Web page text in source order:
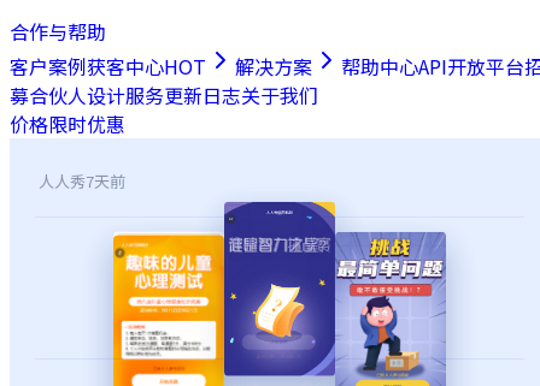
合作与帮助
客户案例获客中心HOT 解决方案 帮助中心API开放平台
募合伙人设计服务更新日志关于我们
价格限时优惠
人人秀7天前